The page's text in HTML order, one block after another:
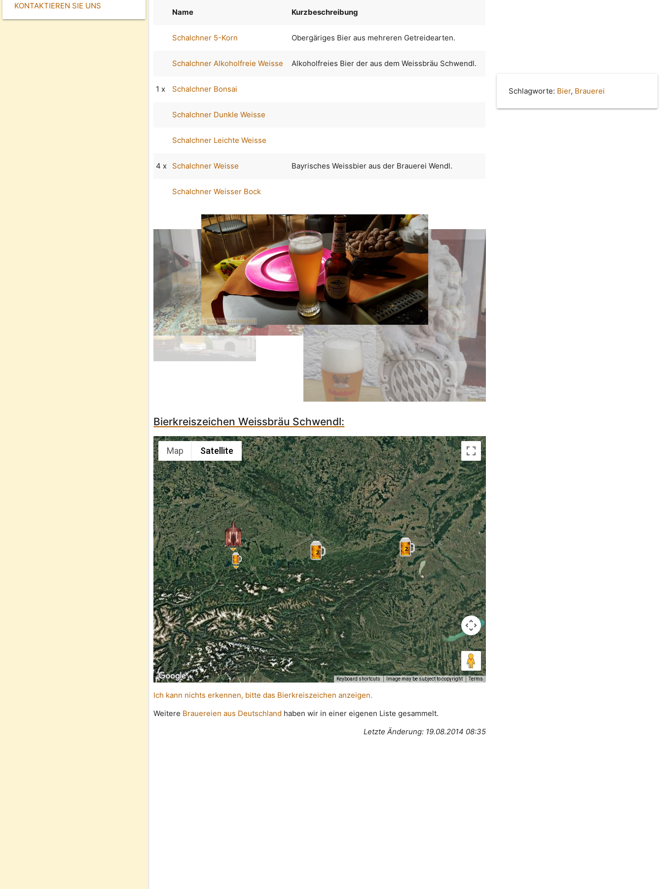
KONTAKTIEREN SIE UNS
Name Kurzbeschreibung
Schalchner 5-Korn Obergäriges Bier aus mehreren Getreidearten.
Schalchner Alkoholfreie Weisse Alkoholfreies Bier der aus dem Weissbräu Schwendl.
1 x Schalchner Bonsai
Schalchner Dunkle Weisse
Schalchner Leichte Weisse
4 x Schalchner Weisse Bayrisches Weissbier aus der Brauerei Wendl.
Schalchner Weisser Bock
Bierkreiszeichen Weissbräu Schwendl:
2
2
Map Satellite
Keyboard shortcuts Image may be subject to copyright Terms
Ich kann nichts erkennen, bitte das Bierkreiszeichen anzeigen.
Weitere Brauereien aus Deutschland haben wir in einer eigenen Liste gesammelt.
Letzte Änderung: 19.08.2014 08:35
Schlagworte: Bier, Brauerei